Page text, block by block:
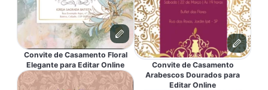
Convite de Casamento Floral
Elegante para Editar Online
Convite de Casamento
Arabescos Dourados para
Editar Online